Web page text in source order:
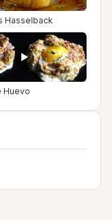
Hasselback
Huevo